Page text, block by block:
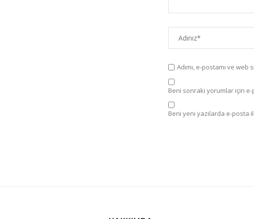
Adımı, e-postamı ve
Beni sonraki yorumlar için
Beni yeni yazılarda e-posta